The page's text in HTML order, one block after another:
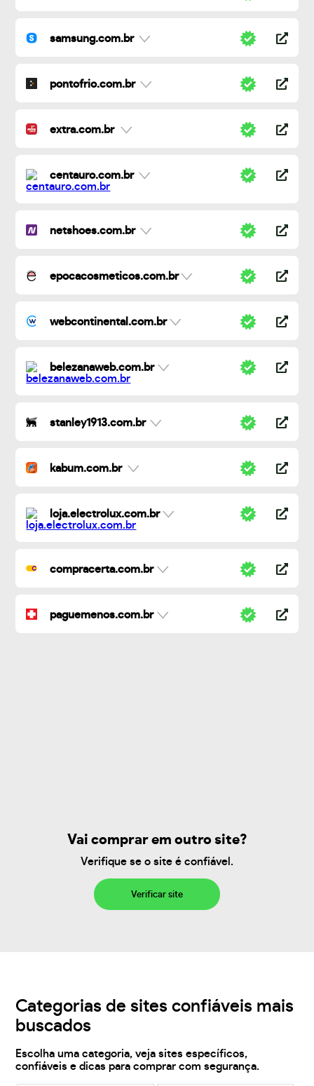
samsung.com.br
pontofrio.com.br
extra.com.br
centauro.com.br
netshoes.com.br
epocacosmeticos.com.br
webcontinental.com.br
belezanaweb.com.br
stanley1913.com.br
kabum.com.br
loja.electrolux.com.br
compracerta.com.br
paguemenos.com.br
Vai comprar em outro site?
Verifique se o site é confiável.
Verificar site
Categorias de sites confiáveis mais
buscados
Escolha uma categoria, veja sites específicos,
confiáveis e dicas para comprar com segurança.